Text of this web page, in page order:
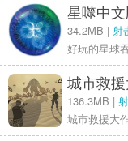
星噬中
34.2MB | 射
好玩的星球
城市救
136.3MB |